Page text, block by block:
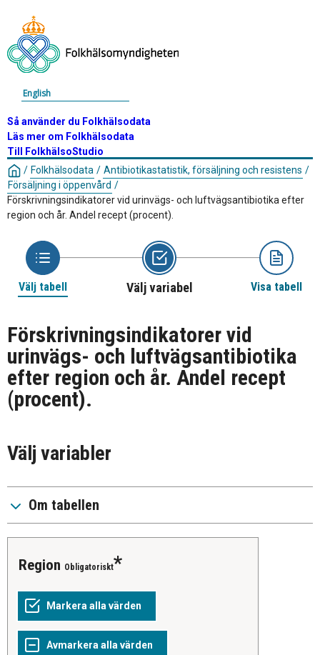
English
Så använder du Folkhälsodata
Läs mer om Folkhälsodata
Till FolkhälsoStudio
/ Folkhälsodata / Antibiotikastatistik, försäljning och resistens /
Försäljning i öppenvård /
Förskrivningsindikatorer vid urinvägs- och luftvägsantibiotika efter
region och år. Andel recept (procent).
Välj tabell Välj variabel Visa tabell
Förskrivningsindikatorer vid
urinvägs- och luftvägsantibiotika
efter region och år. Andel recept
(procent).
Välj variabler
Om tabellen
Region Obligatoriskt